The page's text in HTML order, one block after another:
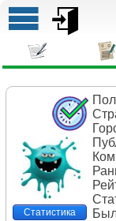
Статистика